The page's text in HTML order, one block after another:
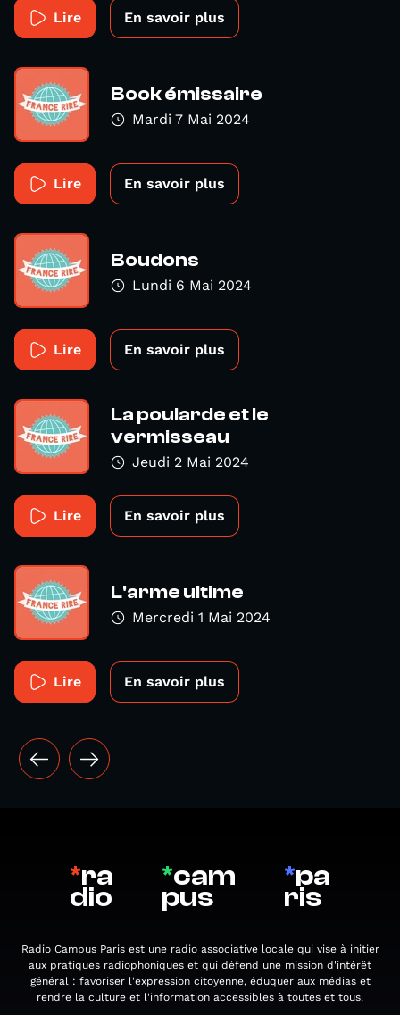
Lire En savoir plus
Book émissaire
Mardi 7 Mai 2024
Lire En savoir plus
Boudons
Lundi 6 Mai 2024
Lire En savoir plus
La poularde et le
vermisseau
Jeudi 2 Mai 2024
Lire En savoir plus
L'arme ultime
Mercredi 1 Mai 2024
Lire En savoir plus
*ra
dio
*cam
pus
*pa
ris
Radio Campus Paris est une radio associative locale qui vise à initier
aux pratiques radiophoniques et qui défend une mission d'intérêt
général : favoriser l'expression citoyenne, éduquer aux médias et
rendre la culture et l'information accessibles à toutes et tous.